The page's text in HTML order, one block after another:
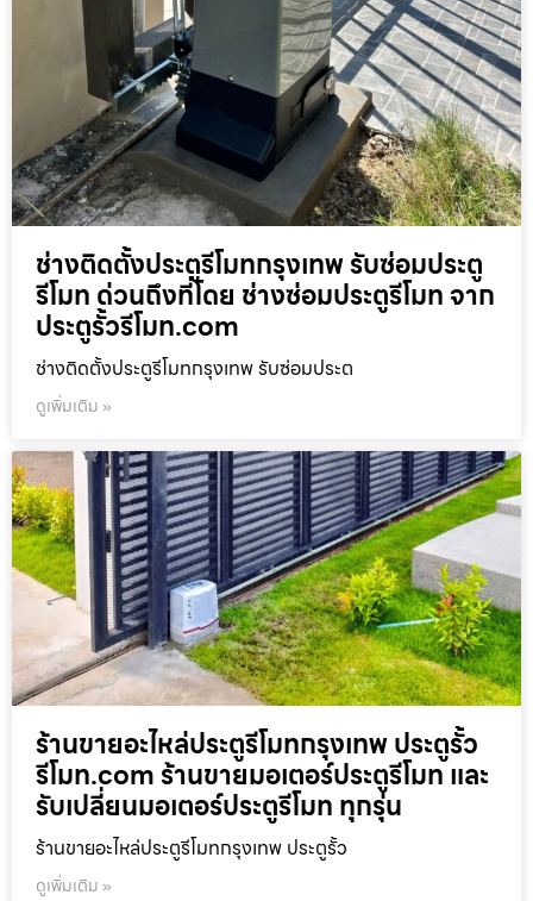
ช่างติดตั้งประตูรีโมทกรุงเทพ รับซ่อมประตู
รีโมท ด่วนถึงที่โดย ช่างซ่อมประตูรีโมท จาก
ประตูรั้วรีโมท.com
ช่างติดตั้งประตูรีโมทกรุงเทพ รับซ่อมประต
ดูเพิ่มเติม »
ร้านขายอะไหล่ประตูรีโมทกรุงเทพ ประตูรั้ว
รีโมท.com ร้านขายมอเตอร์ประตูรีโมท และ
รับเปลี่ยนมอเตอร์ประตูรีโมท ทุกรุ่น
ร้านขายอะไหล่ประตูรีโมทกรุงเทพ ประตูรั้ว
ดูเพิ่มเติม »